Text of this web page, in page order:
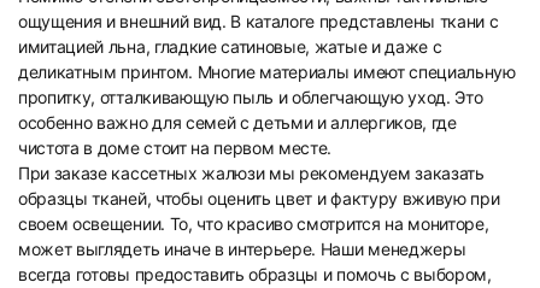
33 34
ощущения и внешний вид. В каталоге представлены ткани с
имитацией льна, гладкие сатиновые, жатые и даже с
деликатным принтом. Многие материалы имеют специальную
пропитку, отталкивающую пыль и облегчающую уход. Это
особенно важно для семей с детьми и аллергиков, где
чистота в доме стоит на первом месте.
При заказе кассетных жалюзи мы рекомендуем заказать
образцы тканей, чтобы оценить цвет и фактуру вживую при
своем освещении. То, что красиво смотрится на мониторе,
может выглядеть иначе в интерьере. Наши менеджеры
всегда готовы предоставить образцы и помочь с выбором,